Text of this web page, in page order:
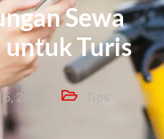
Sewa
Turis
2025 Tips